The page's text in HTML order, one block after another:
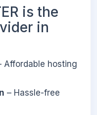
is the
in
Affordable hosting
– Hassle-free